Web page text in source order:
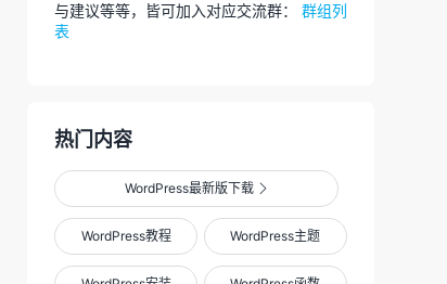
与建议等等，皆可加入对应交流群： 群组列
表
热门内容
WordPress最新版下载 
WordPress教程 WordPress主题